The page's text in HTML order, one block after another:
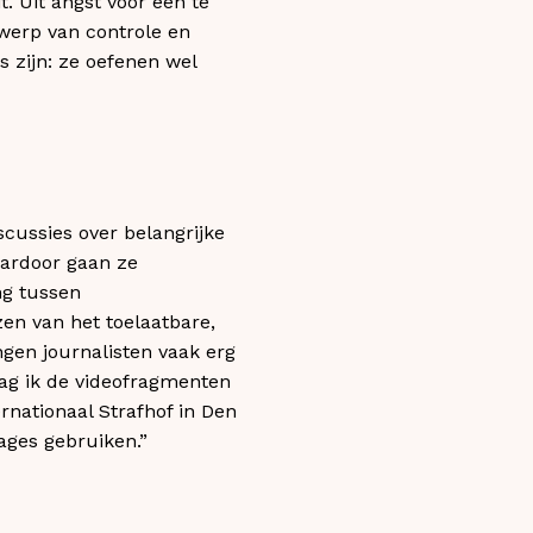
van controle en
zijn: ze oefenen wel
over belangrijke
gaan ze
tussen
van het toelaatbare,
journalisten vaak erg
ik de videofragmenten
Strafhof in Den
gebruiken.”